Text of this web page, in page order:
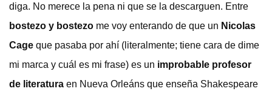
diga. No merece la pena ni que se la descarguen. Entre
bostezo y bostezo me voy enterando de que un Nicolas
Cage que pasaba por ahí (literalmente; tiene cara de dime
mi marca y cuál es mi frase) es un improbable profesor
de literatura en Nueva Orleáns que enseña Shakespeare